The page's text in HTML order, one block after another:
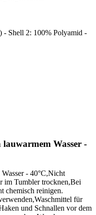
- Shell 2: 100% Polyamid -
lauwarmem Wasser -
- 40°C,Nicht
im Tumbler trocknen,Bei
chemisch reinigen.
für
und Schnallen vor dem